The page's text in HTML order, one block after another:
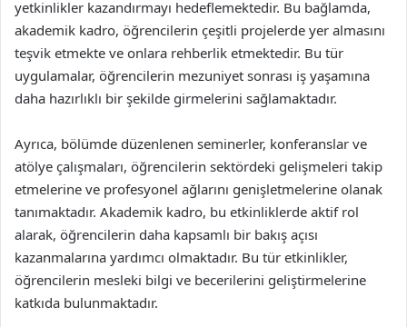
yetkinlikler kazandırmayı hedeflemektedir. Bu bağlamda,
akademik kadro, öğrencilerin çeşitli projelerde yer almasını
teşvik etmekte ve onlara rehberlik etmektedir. Bu tür
uygulamalar, öğrencilerin mezuniyet sonrası iş yaşamına
daha hazırlıklı bir şekilde girmelerini sağlamaktadır.
Ayrıca, bölümde düzenlenen seminerler, konferanslar ve
atölye çalışmaları, öğrencilerin sektördeki gelişmeleri takip
etmelerine ve profesyonel ağlarını genişletmelerine olanak
tanımaktadır. Akademik kadro, bu etkinliklerde aktif rol
alarak, öğrencilerin daha kapsamlı bir bakış açısı
kazanmalarına yardımcı olmaktadır. Bu tür etkinlikler,
öğrencilerin mesleki bilgi ve becerilerini geliştirmelerine
katkıda bulunmaktadır.